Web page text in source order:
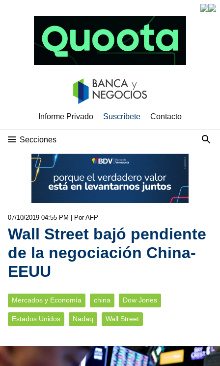
Informe Privado Suscríbete Contacto
Secciones
07/10/2019 04:55 PM | Por AFP
Wall Street bajó pendiente
de la negociación China-
EEUU
Mercados y Economía china Dow Jones
Estados Unidos Nadaq Wall Street